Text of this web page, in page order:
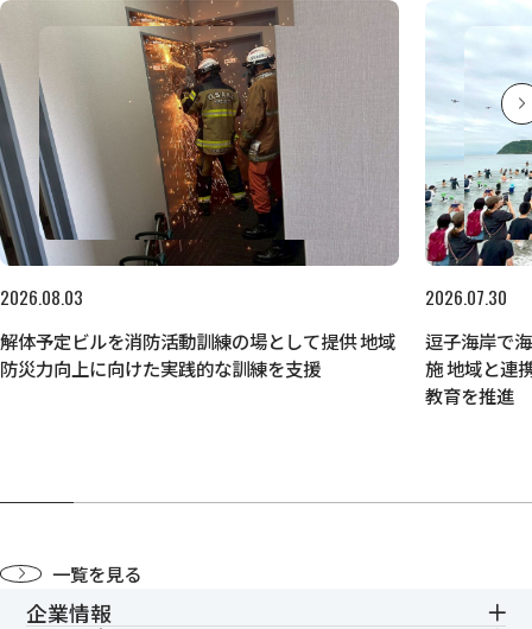
2026.08.03
解体予定ビルを消防活動訓練の場として提供 地域
防災力向上に向けた実践的な訓練を支援
2026.07.30
逗子海岸で
施 地域と連
教育を推進
一覧を見る
企業情報